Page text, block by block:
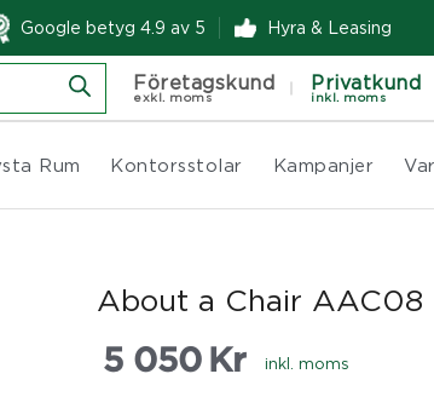
Google betyg 4.9 av 5 Hyra & Leasing
Företagskund
exkl. moms
Privatkund
inkl. moms
Rum Kontorsstolar Kampanjer
About a Chair AAC08
5 050 Kr inkl. moms